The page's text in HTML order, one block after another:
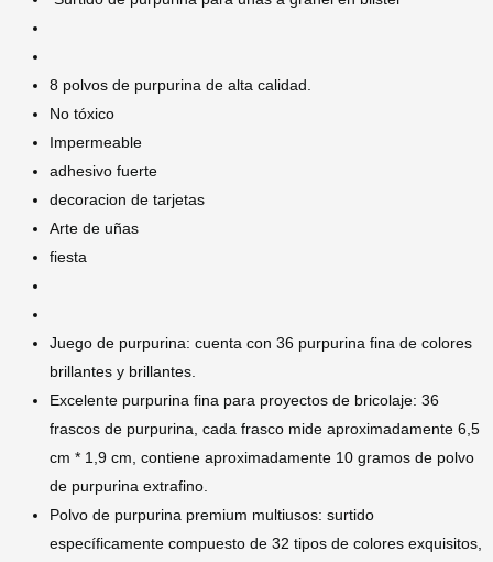
8 polvos de purpurina de alta calidad.
No tóxico
Impermeable
adhesivo fuerte
decoracion de tarjetas
Arte de uñas
fiesta
Juego de purpurina: cuenta con 36 purpurina fina de colores
brillantes y brillantes.
Excelente purpurina fina para proyectos de bricolaje: 36
frascos de purpurina, cada frasco mide aproximadamente 6,5
cm * 1,9 cm, contiene aproximadamente 10 gramos de polvo
de purpurina extrafino.
Polvo de purpurina premium multiusos: surtido
específicamente compuesto de 32 tipos de colores exquisitos,